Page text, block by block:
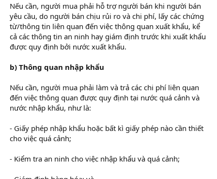
Nếu cần, người mua phải hỗ trợ người bán khi người bán
yêu cầu, do người bán chịu rủi ro và chi phí, lấy các chứng
từ/thông tin liên quan đến việc thông quan xuất khẩu, kể
cả các thông tin an ninh hay giám định trước khi xuất khẩu
được quy định bởi nước xuất khẩu.
b) Thông quan nhập khẩu
Nếu cần, người mua phải làm và trả các chi phí liên quan
đến việc thông quan được quy định tại nước quá cảnh và
nước nhập khẩu, như là:
- Giấy phép nhập khẩu hoặc bất kì giấy phép nào cần thiết
cho việc quá cảnh;
- Kiểm tra an ninh cho việc nhập khẩu và quá cảnh;